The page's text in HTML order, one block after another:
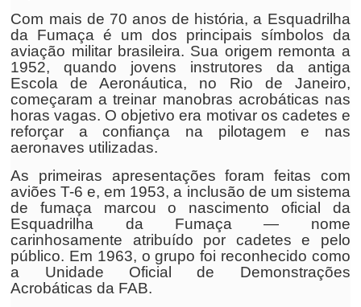
Com mais de 70 anos de história, a Esquadrilha
da Fumaça é um dos principais símbolos da
aviação militar brasileira. Sua origem remonta a
1952, quando jovens instrutores da antiga
Escola de Aeronáutica, no Rio de Janeiro,
começaram a treinar manobras acrobáticas nas
horas vagas. O objetivo era motivar os cadetes e
reforçar a confiança na pilotagem e nas
aeronaves utilizadas.
As primeiras apresentações foram feitas com
aviões T-6 e, em 1953, a inclusão de um sistema
de fumaça marcou o nascimento oficial da
Esquadrilha da Fumaça — nome
carinhosamente atribuído por cadetes e pelo
público. Em 1963, o grupo foi reconhecido como
a Unidade Oficial de Demonstrações
Acrobáticas da FAB.